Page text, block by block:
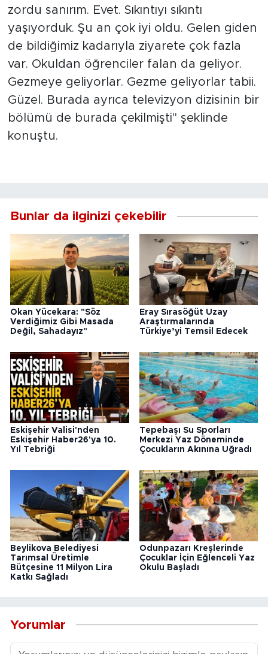
zordu sanırım. Evet. Sıkıntıyı sıkıntı
yaşıyorduk. Şu an çok iyi oldu. Gelen giden
de bildiğimiz kadarıyla ziyarete çok fazla
var. Okuldan öğrenciler falan da geliyor.
Gezmeye geliyorlar. Gezme geliyorlar tabii.
Güzel. Burada ayrıca televizyon dizisinin bir
bölümü de burada çekilmişti" şeklinde
konuştu.
Bunlar da ilginizi çekebilir
Okan Yücekara: "Söz
Verdiğimiz Gibi Masada
Değil, Sahadayız"
Eray Sırasöğüt Uzay
Araştırmalarında
Türkiye’yi Temsil Edecek
Eskişehir Valisi'nden
Eskişehir Haber26'ya 10.
Yıl Tebriği
Tepebaşı Su Sporları
Merkezi Yaz Döneminde
Çocukların Akınına Uğradı
Beylikova Belediyesi
Tarımsal Üretimle
Bütçesine 11 Milyon Lira
Katkı Sağladı
Odunpazarı Kreşlerinde
Çocuklar İçin Eğlenceli Yaz
Okulu Başladı
Yorumlar